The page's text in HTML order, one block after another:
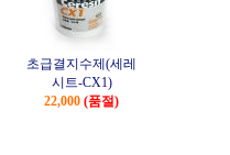
초급결지수제(세레
시트-CX1)
22,000 (품절)